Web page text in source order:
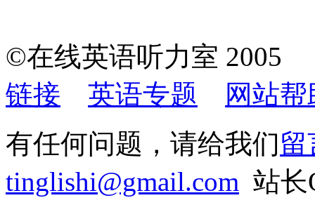
©在线英语听力室
链接
英语专题
网站帮
有任何问题，请给我们留
tinglishi@gmail.com 站长